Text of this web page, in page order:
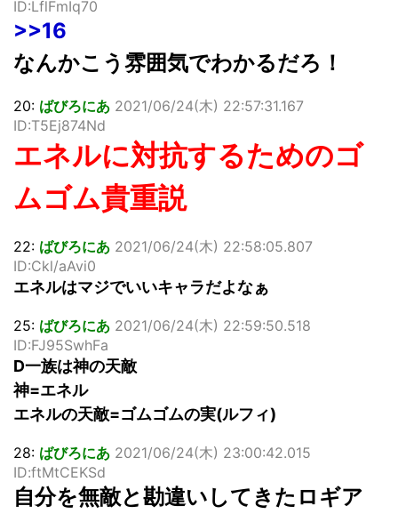
ID:LflFmIq70
>>16
なんかこう雰囲気でわかるだろ！
20: ばびろにあ 2021/06/24(木) 22:57:31.167
ID:T5Ej874Nd
エネルに対抗するためのゴ
ムゴム貴重説
22: ばびろにあ 2021/06/24(木) 22:58:05.807
ID:Ckl/aAvi0
エネルはマジでいいキャラだよなぁ
25: ばびろにあ 2021/06/24(木) 22:59:50.518
ID:FJ95SwhFa
D一族は神の天敵
神=エネル
エネルの天敵=ゴムゴムの実(ルフィ)
28: ばびろにあ 2021/06/24(木) 23:00:42.015
ID:ftMtCEKSd
自分を無敵と勘違いしてきたロギア